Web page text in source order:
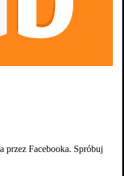
przez Facebooka. Spróbuj